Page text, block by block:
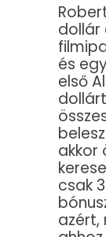
dollár
és
első
akkor
csak